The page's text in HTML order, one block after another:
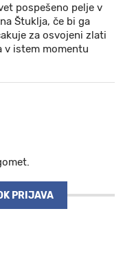
pospešeno pelje v
Štuklja, če bi ga
za osvojeni zlati
v istem momentu
PRIJAVA